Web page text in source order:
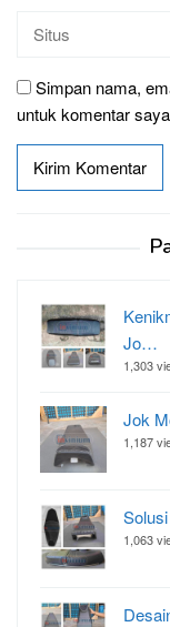
Simpan nama,
untuk komentar
Jo…
1,303
Jok
1,187
1,063